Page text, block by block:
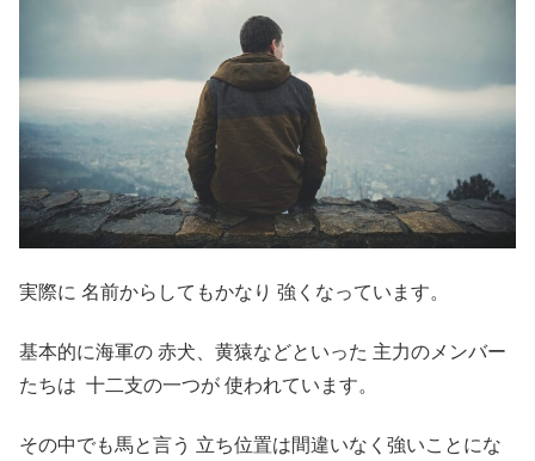
実際に 名前からしてもかなり 強くなっています。
基本的に海軍の 赤犬、黄猿などといった 主力のメンバー
たちは 十二支の一つが 使われています。
その中でも馬と言う 立ち位置は間違いなく強いことにな